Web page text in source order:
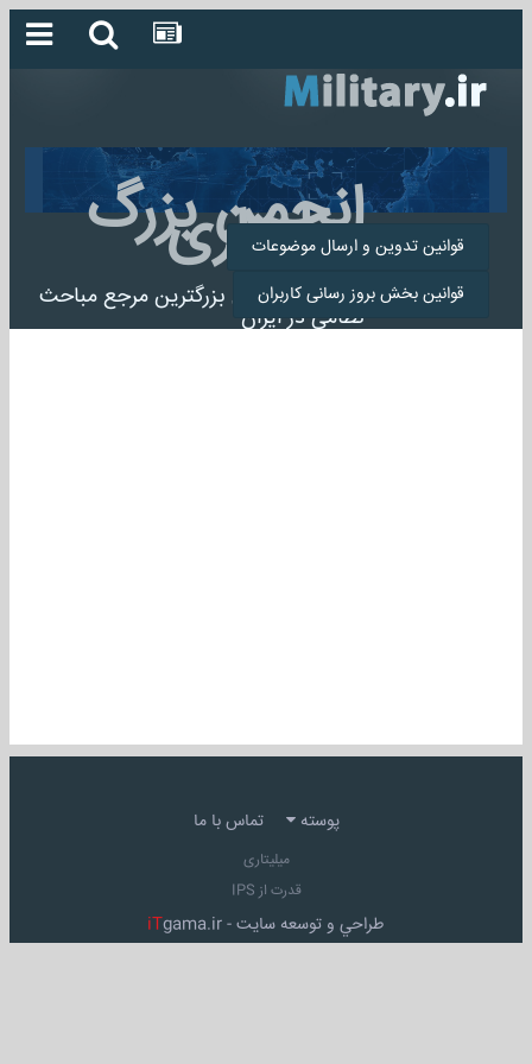
انجمن بزرگ
میلیتاری
انجمن میلیتاری بزرگترین مرجع مباحث
نظامی در ایران
قوانین تدوین و ارسال موضوعات
قوانین بخش بروز رسانی کاربران
پوسته تماس با ما
میلیتاری
قدرت از IPS
طراحي و توسعه سايت - iTgama.ir